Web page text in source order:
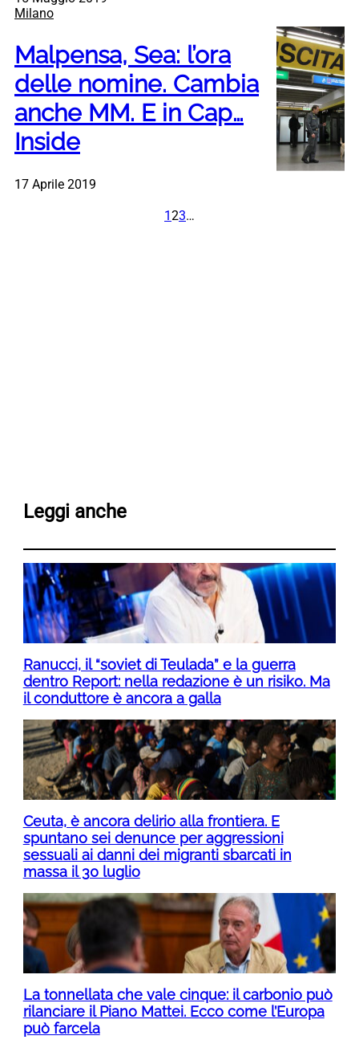
Milano
Malpensa, Sea: l’ora
delle nomine. Cambia
anche MM. E in Cap…
Inside
17 Aprile 2019
123…
Leggi anche
Ranucci, il “soviet di Teulada” e la guerra
dentro Report: nella redazione è un risiko. Ma
il conduttore è ancora a galla
Ceuta, è ancora delirio alla frontiera. E
spuntano sei denunce per aggressioni
sessuali ai danni dei migranti sbarcati in
massa il 30 luglio
La tonnellata che vale cinque: il carbonio può
rilanciare il Piano Mattei. Ecco come l’Europa
può farcela